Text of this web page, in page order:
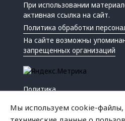
При использовании
активная ссылка на сайт.
Политика обработки
На сайте возможны
запрещенных организаций
Политика
Мы используем cookie-файлы,